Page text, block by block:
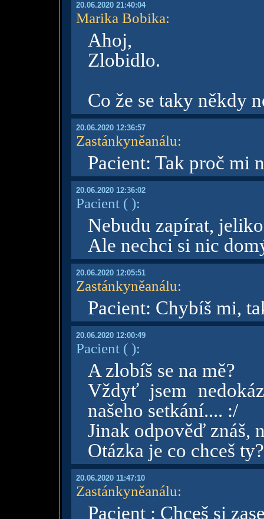
20.06.2020 21:40:04
Marika Bobika:
Ahoj,
Zlobidlo.
Co že se taky někdy
20.06.2020 12:36:57
Zastánkyněanálu:
Pacient: Tak proč mi
20.06.2020 12:36:02
Pacient ( ):
Nebudu zapírat,
Ale nechci si nic
20.06.2020 12:05:51
Zastánkyněanálu:
Pacient: Chybíš mi,
20.06.2020 12:00:49
Pacient ( ):
A zlobíš se na mě?
Vždyť jsem
našeho setkání.... :/
Jinak odpověď znáš,
Otázka je co chceš ty?
20.06.2020 11:47:10
Zastánkyněanálu:
Pacient : Chceš si